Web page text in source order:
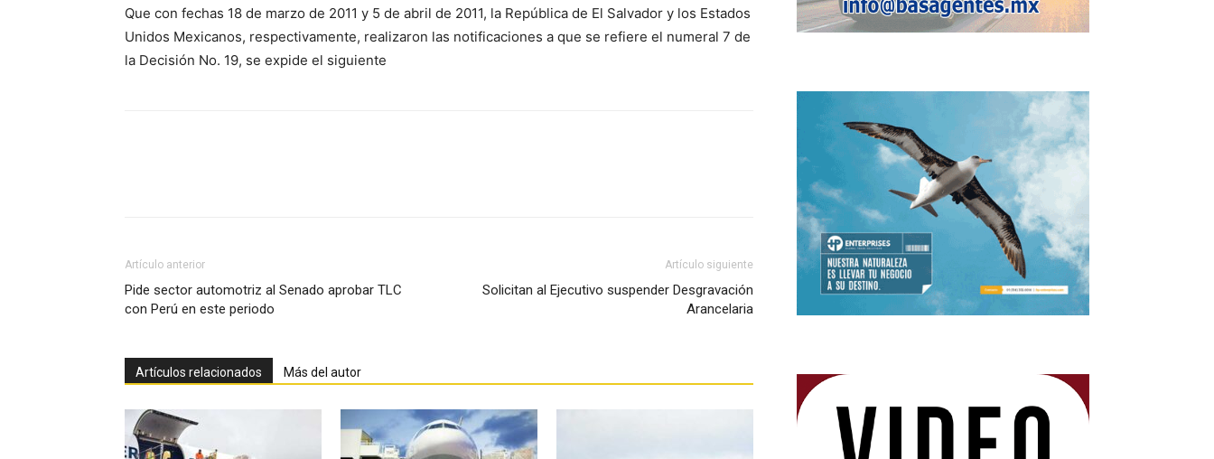
Que con fechas 18 de marzo de 2011 y 5 de abril de 2011, la República de El Salvador y los Estados
Unidos Mexicanos, respectivamente, realizaron las notificaciones a que se refiere el numeral 7 de
la Decisión No. 19, se expide el siguiente
Artículo anterior
Pide sector automotriz al Senado aprobar TLC
con Perú en este periodo
Artículo siguiente
Solicitan al Ejecutivo suspender Desgravación
Arancelaria
Artículos relacionados Más del autor